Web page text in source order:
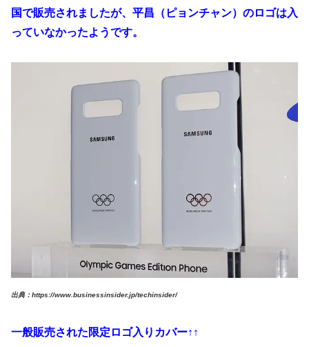
国で販売されましたが、平昌（ピョンチャン）のロゴは入
っていなかったようです。
出典：https://www.businessinsider.jp/techinsider/
一般販売された限定ロゴ入りカバー↑↑